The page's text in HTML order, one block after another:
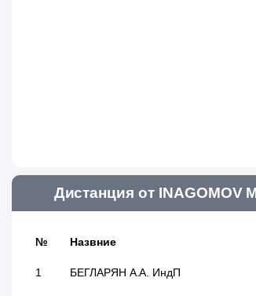
Дистанция от
№ Назвние
1 БЕГЛАРЯН А.А. ИндП